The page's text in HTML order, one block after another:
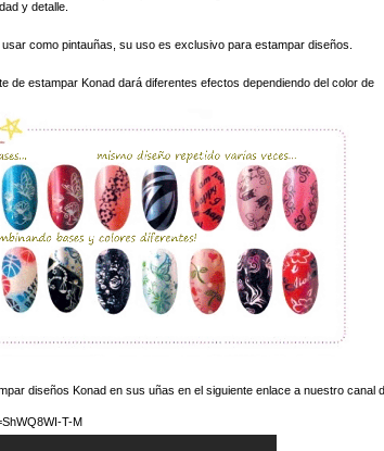
y detalle.
como pintauñas, su uso es exclusivo para estampar diseños.
de estampar Konad dará diferentes efectos dependiendo del color de
diseños Konad en sus uñas en el siguiente enlace a nuestro canal
T-M